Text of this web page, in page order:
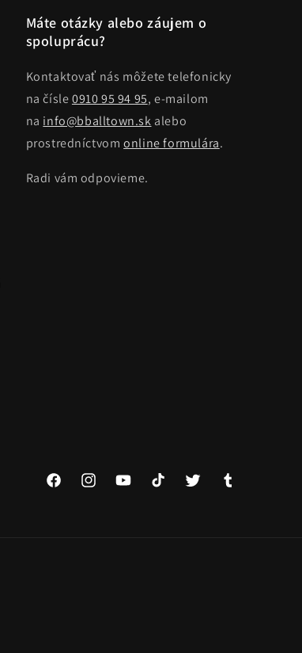
Máte otázky alebo záujem o
spoluprácu?
Kontaktovať nás môžete telefonicky
na čísle0910 95 94 95, e-mailom
na info@bballtown.sk alebo
prostredníctvomonline formulára.
Radi vám odpovieme.
FacebookInstagramYouTubeTikTok Twitter Tumblr